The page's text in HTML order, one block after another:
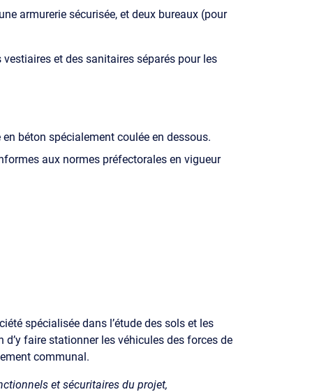
armurerie sécurisée, et deux bureaux (pour
et des sanitaires séparés pour les
béton spécialement coulée en dessous.
aux normes préfectorales en vigueur
spécialisée dans l’étude des sols et les
faire stationner les véhicules des forces de
communal.
et sécuritaires du projet,